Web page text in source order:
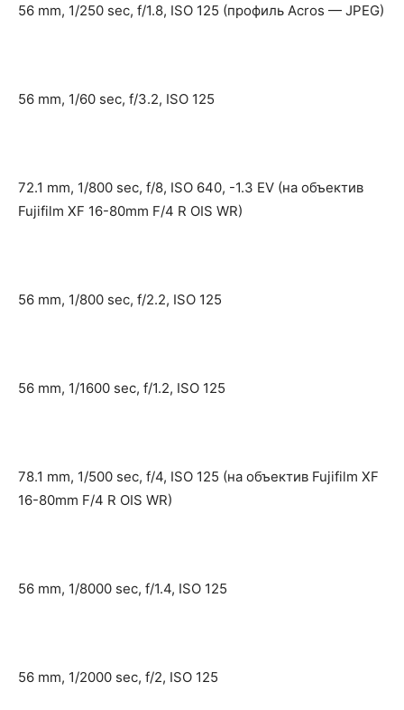
56 mm, 1/250 sec, f/1.8, ISO 125 (профиль Acros — JPEG)
56 mm, 1/60 sec, f/3.2, ISO 125
72.1 mm, 1/800 sec, f/8, ISO 640, -1.3 EV (на объектив
Fujifilm XF 16-80mm F/4 R OIS WR)
56 mm, 1/800 sec, f/2.2, ISO 125
56 mm, 1/1600 sec, f/1.2, ISO 125
78.1 mm, 1/500 sec, f/4, ISO 125 (на объектив Fujifilm XF
16-80mm F/4 R OIS WR)
56 mm, 1/8000 sec, f/1.4, ISO 125
56 mm, 1/2000 sec, f/2, ISO 125